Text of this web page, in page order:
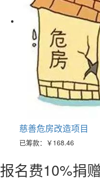
慈善危房改造项目
已筹款： ￥168.46
报名费10%捐